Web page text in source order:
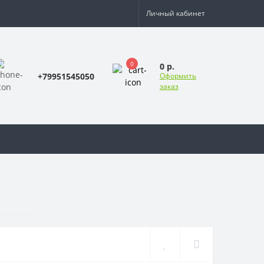
Личный кабинет
+79951545050
0 0 р.
Оформить
заказ